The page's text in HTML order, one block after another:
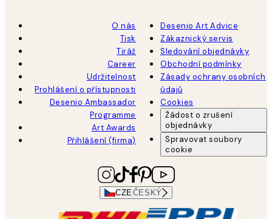
O nás
Tisk
Tiráž
Career
Udržitelnost
Prohlášení o přístupnosti
Desenio Ambassador
Programme
Art Awards
Přihlášení (firma)
Desenio Art Advice
Zákaznický servis
Sledování objednávky
Obchodní podmínky
Zásady ochrany osobních
údajů
Cookies
Žádost o zrušení
objednávky
Spravovat soubory
cookie
CZEČESKÝ